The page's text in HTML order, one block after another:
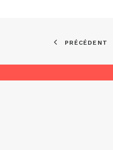
PRÉCÉDENT